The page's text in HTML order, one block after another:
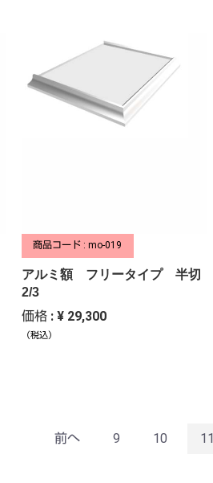
商品コード : mo-019
アルミ額 フリータイプ 半切
2/3
価格 : ¥ 29,300
（税込）
前へ 9 10 11